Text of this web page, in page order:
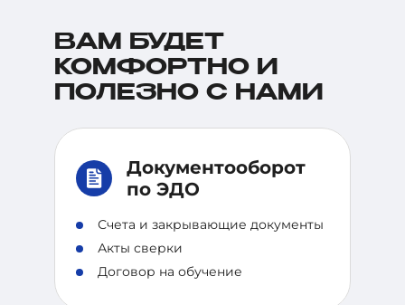
ВАМ БУДЕТ
КОМФОРТНО И
ПОЛЕЗНО С НАМИ
Документооборот
по ЭДО
Счета и закрывающие документы
Акты сверки
Договор на обучение